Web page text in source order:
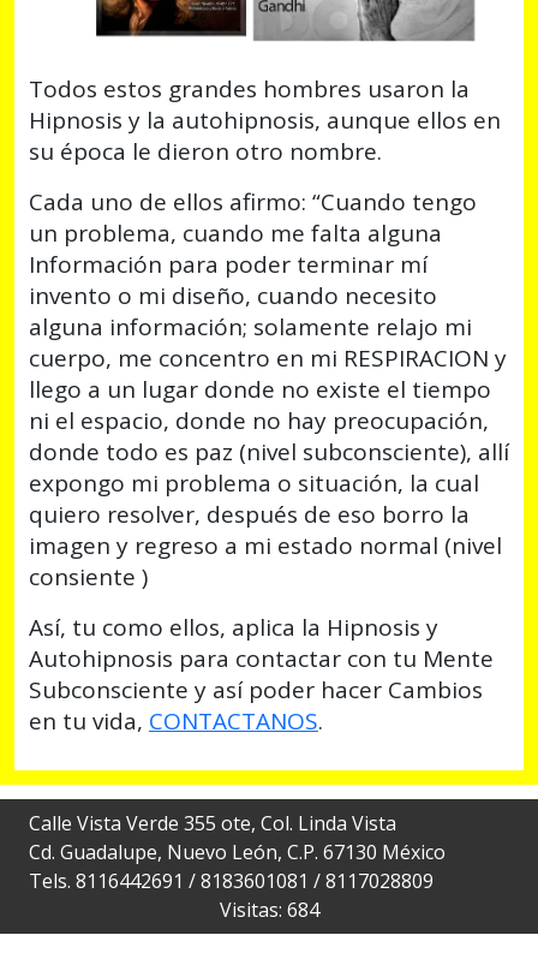
Todos estos grandes hombres usaron la
Hipnosis y la autohipnosis, aunque ellos en
su época le dieron otro nombre.
Cada uno de ellos afirmo: “Cuando tengo
un problema, cuando me falta alguna
Información para poder terminar mí
invento o mi diseño, cuando necesito
alguna información; solamente relajo mi
cuerpo, me concentro en mi RESPIRACION y
llego a un lugar donde no existe el tiempo
ni el espacio, donde no hay preocupación,
donde todo es paz (nivel subconsciente), allí
expongo mi problema o situación, la cual
quiero resolver, después de eso borro la
imagen y regreso a mi estado normal (nivel
consiente )
Así, tu como ellos, aplica la Hipnosis y
Autohipnosis para contactar con tu Mente
Subconsciente y así poder hacer Cambios
en tu vida, CONTACTANOS.
Calle Vista Verde 355 ote, Col. Linda Vista
Cd. Guadalupe, Nuevo León, C.P. 67130 México
Tels. 8116442691 / 8183601081 / 8117028809
Visitas: 684